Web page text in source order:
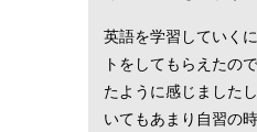
英語を学習していく
トをしてもらえたの
たように感じました
いてもあまり自習の